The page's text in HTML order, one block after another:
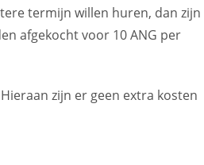
termijn willen huren, dan zijn
afgekocht voor 10 ANG per
zijn er geen extra kosten